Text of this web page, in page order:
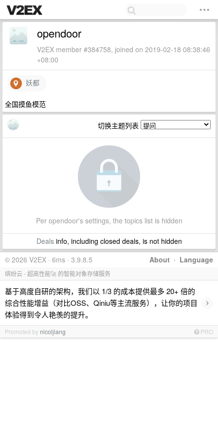
opendoor
V2EX member #384758, joined on 2019-02-18 08:38:46
+08:00
妖都
全国摸鱼模范
切换主题列表
Per opendoor's settings, the topics list is hidden
Dealsinfo, including closed deals, is not hidden
About · Language
© 2026 V2EX · 6ms · 3.9.8.5
缤纷云 - 超高性能🚀 的智能对象存储服务
基于高度自研的架构，我们以 1/3 的成本提供最多 20+ 倍的
综合性能增益（对比OSS、Qiniu等主流服务），让你的项目
体验得到令人艳羡的提升。
›
Promoted by nicoljiang PRO